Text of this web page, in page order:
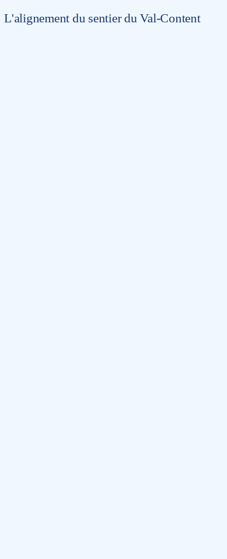
L'alignement du sentier du Val-Content